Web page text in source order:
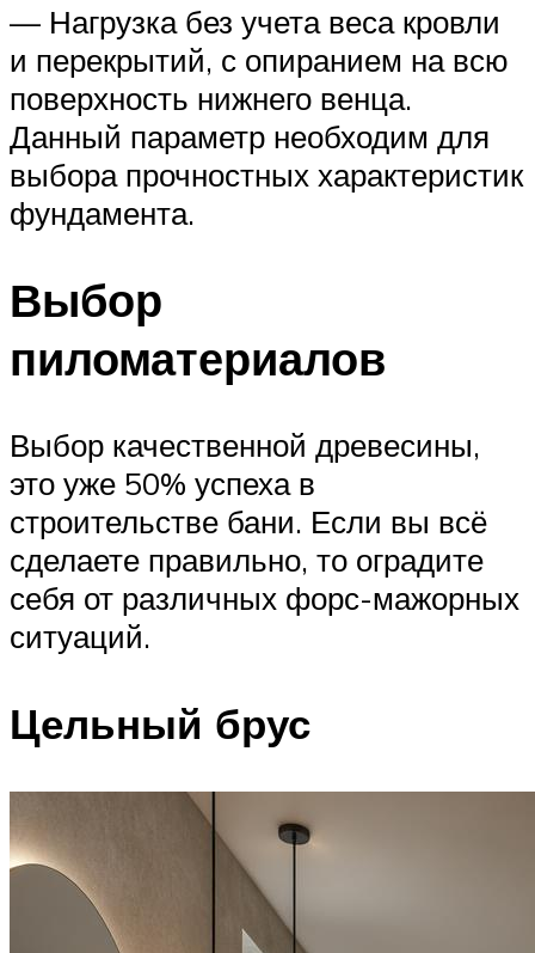
— Нагрузка без учета веса кровли
и перекрытий, с опиранием на всю
поверхность нижнего венца.
Данный параметр необходим для
выбора прочностных характеристик
фундамента.
Выбор
пиломатериалов
Выбор качественной древесины,
это уже 50% успеха в
строительстве бани. Если вы всё
сделаете правильно, то оградите
себя от различных форс-мажорных
ситуаций.
Цельный брус